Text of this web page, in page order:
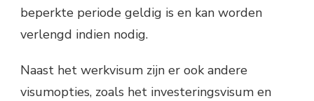
beperkte periode geldig is en kan worden
verlengd indien nodig.
Naast het werkvisum zijn er ook andere
visumopties, zoals het investeringsvisum en